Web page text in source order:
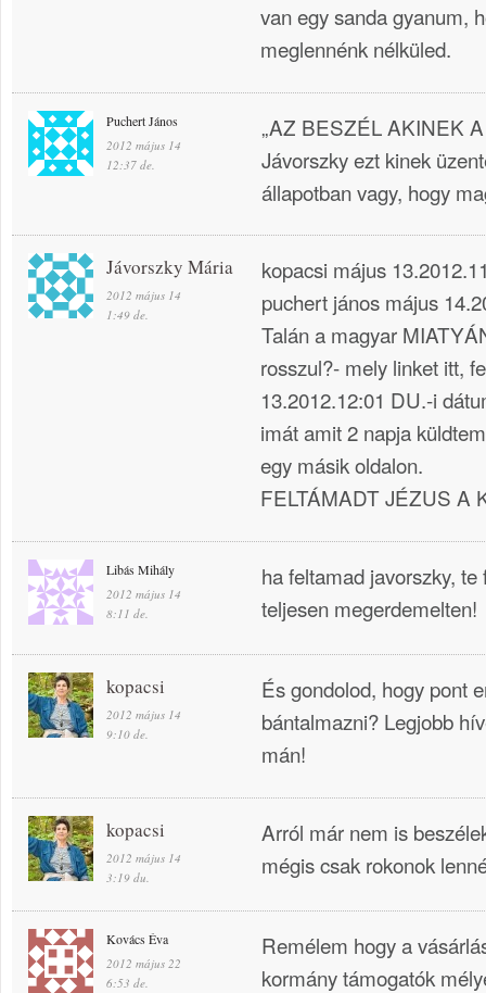
van egy sanda gyanum,
meglennénk nélküled.
Puchert János
2012 május 14
12:37 de.
„AZ BESZÉL AKINEK
Jávorszky ezt kinek
állapotban vagy, hogy
Jávorszky Mária
2012 május 14
1:49 de.
kopacsi május
puchert jános május
Talán a magyar
rosszul?- mely linket itt,
13.2012.12:01 DU.-i
imát amit 2 napja
egy másik oldalon.
FELTÁMADT JÉZUS A
Libás Mihály
2012 május 14
8:11 de.
ha feltamad javorszky,
teljesen megerdemelten!
kopacsi
2012 május 14
9:10 de.
És gondolod, hogy pont
bántalmazni? Legjobb
mán!
kopacsi
2012 május 14
3:19 du.
Arról már nem is
mégis csak rokonok
Kovács Éva
2012 május 22
6:53 de.
Remélem hogy a
kormány támogatók